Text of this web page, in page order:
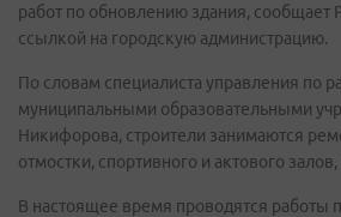
работ по обновлению здания, сообщает
ссылкой на городскую администрацию.
По словам специалиста управления по
муниципальными образовательными
Никифорова, строители занимаются
отмостки, спортивного и актового
В настоящее время проводятся работы